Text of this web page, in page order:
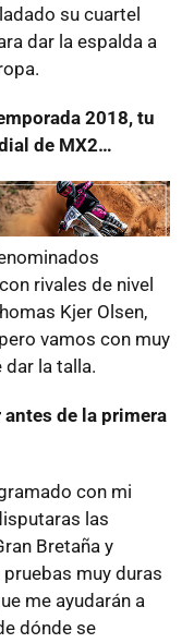
su cuartel
dar la espalda a
2018, tu
de MX2…
rivales de nivel
Kjer Olsen,
vamos con muy
dar la talla.
de la primera
con mi
las
Bretaña y
muy duras
me ayudarán a
dónde se